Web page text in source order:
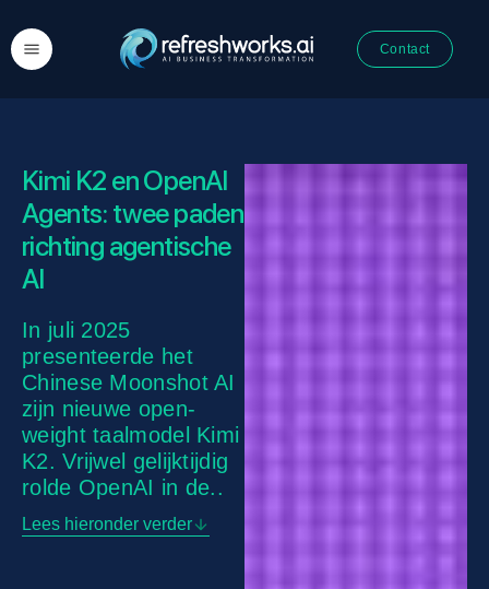
Contact
Kimi K2 en OpenAI
Agents: twee paden
richting agentische
AI
In juli 2025
presenteerde het
Chinese Moonshot AI
zijn nieuwe open-
weight taalmodel Kimi
K2. Vrijwel gelijktijdig
rolde OpenAI in de..
Lees hieronder verder